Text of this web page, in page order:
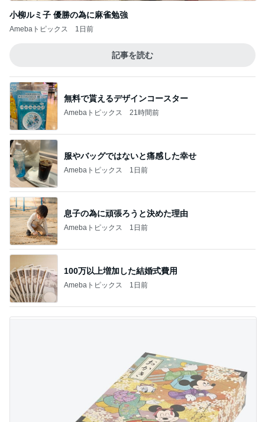
小柳ルミ子 優勝の為に麻雀勉強
Amebaトピックス 1日前
記事を読む
無料で貰えるデザインコースター
Amebaトピックス 21時間前
服やバッグではないと痛感した幸せ
Amebaトピックス 1日前
息子の為に頑張ろうと決めた理由
Amebaトピックス 1日前
100万以上増加した結婚式費用
Amebaトピックス 1日前